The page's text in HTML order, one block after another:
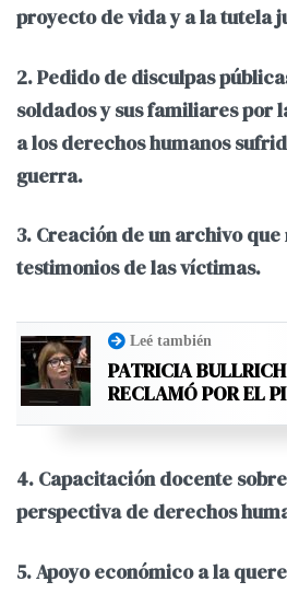
proyecto de vida y a la tutela
2. Pedido de disculpas
soldados y sus familiares por
a los derechos humanos
guerra.
3. Creación de un archivo que
testimonios de las víctimas.
Leé también
PATRICIA
RECLAMÓ POR EL
4. Capacitación docente
perspectiva de derechos
5. Apoyo económico a la